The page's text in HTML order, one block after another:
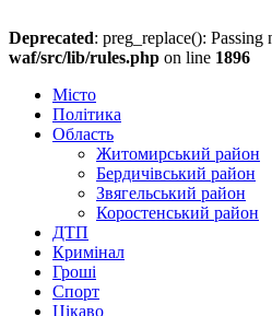
Deprecated: preg_replace():
waf/src/lib/rules.php on line 1896
Місто
Політика
Область
Житомирський район
Бердичівський район
Звягельський район
Коростенський район
ДТП
Кримінал
Гроші
Спорт
Цікаво